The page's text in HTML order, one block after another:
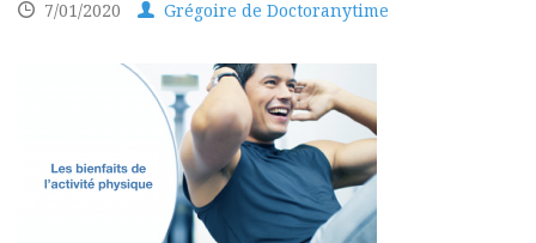
7/01/2020 Grégoire de Doctoranytime